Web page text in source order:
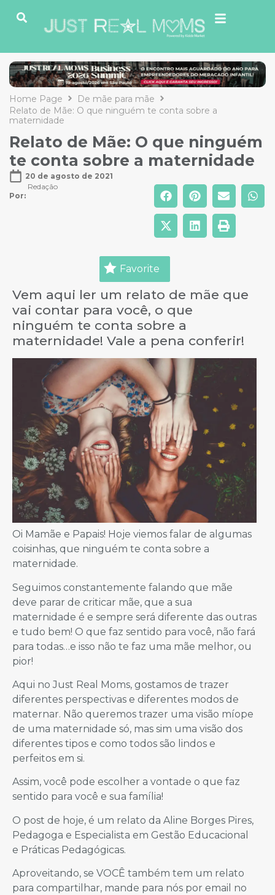
Home Page
De mãe para mãe
Relato de Mãe: O que ninguém te conta sobre a
maternidade
Relato de Mãe: O que ninguém
te conta sobre a maternidade
20 de agosto de 2021
Por:
Redação
Favorite
Vem aqui ler um relato de mãe que
vai contar para você, o que
ninguém te conta sobre a
maternidade! Vale a pena conferir!
Oi Mamãe e Papais! Hoje viemos falar de algumas
coisinhas, que ninguém te conta sobre a
maternidade.
Seguimos constantemente falando que mãe
deve parar de criticar mãe, que a sua
maternidade é e sempre será diferente das outras
e tudo bem! O que faz sentido para você, não fará
para todas…e isso não te faz uma mãe melhor, ou
pior!
Aqui no Just Real Moms, gostamos de trazer
diferentes perspectivas e diferentes modos de
maternar. Não queremos trazer uma visão míope
de uma maternidade só, mas sim uma visão dos
diferentes tipos e como todos são lindos e
perfeitos em si.
Assim, você pode escolher a vontade o que faz
sentido para você e sua família!
O post de hoje, é um relato da Aline Borges Pires,
Pedagoga e Especialista em Gestão Educacional
e Práticas Pedagógicas.
Aproveitando, se VOCÊ também tem um relato
para compartilhar, mande para nós por email no